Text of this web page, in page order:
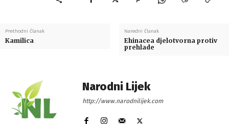
Prethodni članak
Kamilica
Naredni članak
Ehinacea djelotvorna protiv
prehlade
Narodni Lijek
http://www.narodnilijek.com